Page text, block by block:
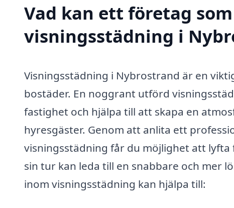
Vad kan ett företag
visningsstädning i
Visningsstädning i Nybrostrand är en
bostäder. En noggrant utförd
fastighet och hjälpa till att skapa en
hyresgäster. Genom att anlita ett
visningsstädning får du möjlighet att
sin tur kan leda till en snabbare och mer
inom visningsstädning kan hjälpa till: